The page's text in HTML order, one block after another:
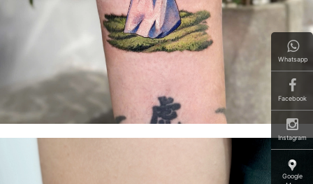
Whatsapp
Facebook
Instagram
Google